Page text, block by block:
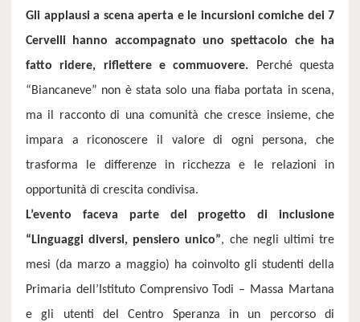
Gli applausi a scena aperta e le incursioni comiche dei 7
Cervelli hanno accompagnato uno spettacolo che ha
fatto ridere, riflettere e commuovere. Perché questa
“Biancaneve” non è stata solo una fiaba portata in scena,
ma il racconto di una comunità che cresce insieme, che
impara a riconoscere il valore di ogni persona, che
trasforma le differenze in ricchezza e le relazioni in
opportunità di crescita condivisa.
L’evento faceva parte del progetto di inclusione
“Linguaggi diversi, pensiero unico”, che negli ultimi tre
mesi (da marzo a maggio) ha coinvolto gli studenti della
Primaria dell’Istituto Comprensivo Todi – Massa Martana
e gli utenti del Centro Speranza in un percorso di